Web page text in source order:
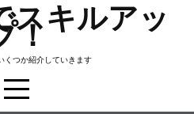
スキルアッ
！
くつか紹介していきます